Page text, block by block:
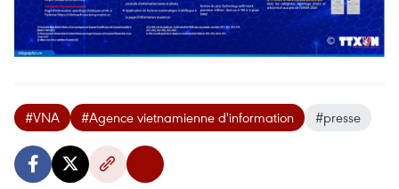
#VNA #Agence vietnamienne d'information #presse